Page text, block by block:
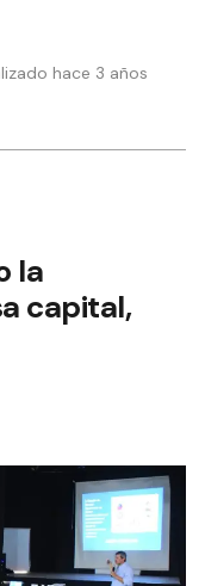
hace 3 años
la
capital,